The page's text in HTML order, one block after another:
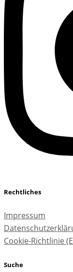
Rechtliches
Impressum
Cookie-Richtlinie
Suche